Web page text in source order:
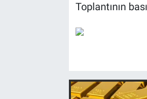
Toplantının